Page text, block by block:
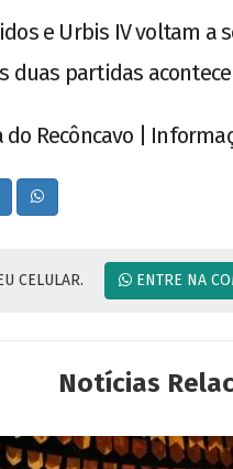
e Urbis IV voltam
duas partidas
Recôncavo |
CELULAR. ENTRE NA
Notícias